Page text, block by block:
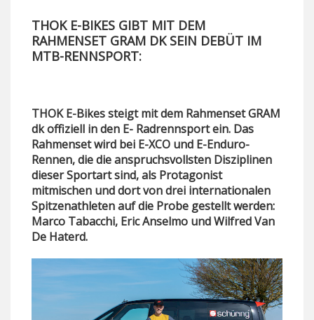
THOK E-BIKES GIBT MIT DEM
RAHMENSET GRAM DK SEIN DEBÜT IM
MTB-RENNSPORT:
THOK E-Bikes steigt mit dem Rahmenset GRAM
dk offiziell in den E- Radrennsport ein. Das
Rahmenset wird bei E-XCO und E-Enduro-
Rennen, die die anspruchsvollsten Disziplinen
dieser Sportart sind, als Protagonist
mitmischen und dort von drei internationalen
Spitzenathleten auf die Probe gestellt werden:
Marco Tabacchi, Eric Anselmo und Wilfred Van
De Haterd.